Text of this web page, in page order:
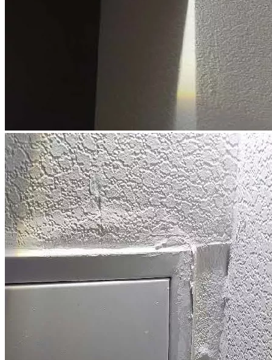
Как понять, имеются ли в квартире строительные недостатки?
Некоторые строительные недостатки являются явными и для
их выявления не требуется специальных знаний и
оборудования (дефекты отделки, трещины в стяжке, явные
Можно ли определить стоимость устранения строительных
недостатков без проведения осмотра, по фото/видео?
В связи с тем, что для выявления всех строительных
недостатков на предмет их наличия по фото/видео в...
Можно ли взыскать стоимость устранения строительных
недостатков, если в акте приема-передачи квартиры
присутствует положение о том, что претензии к застройщику
отсутствуют?
Согласно ст. 756 ГК РФ, а также ст. 7 Федерального закона от
30.12.2004 № 214-ФЗ (ред. от 31.12.2017) "Об участии в
долевом строительстве многоквартирных домов и иных
объектов недвижимости и...
Можно ли делать ремонт в квартире, если я обратился в суд с
иском о взыскании компенсации за дефекты в отделке?
В связи с тем, что в ходе судебного процесса застройщик
может ходатайствовать о проведении судебной строительно-
технической экспертизы или суд может назначить судебную
экспертизу по своей инициати...
Может ли суд снизить стоимость устранения строительных
недостатков по своему устранению?
Нет, суд при вынесении решения должен руководствоваться
заключением специалиста или судебного эксперта, в случае
проведения судебной экспертизы. В связи с тем, что суд не
обладает специальными поз...